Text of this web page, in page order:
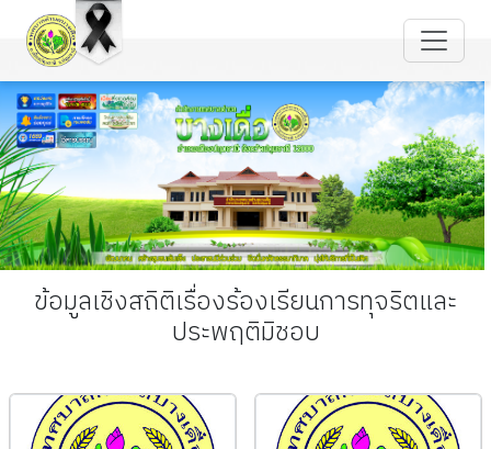
ข้อมูลเชิงสถิติเรื่องร้องเรียนการทุจริตและ
ประพฤติมิชอบ